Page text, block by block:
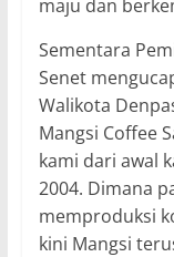
maju dan
Sementara
Senet
Walikota
Mangsi Coffee
kami dari awal
2004. Dimana
memproduksi
kini Mangsi